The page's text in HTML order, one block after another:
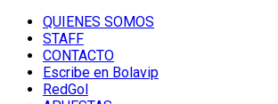
QUIENES SOMOS
STAFF
CONTACTO
Escribe en Bolavip
RedGol